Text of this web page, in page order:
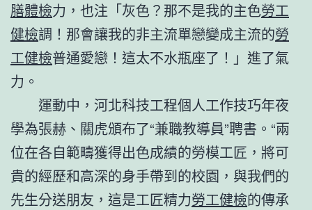
膳體檢力，也注「灰色？那不是我的主色勞工
健檢調！那會讓我的非主流單戀變成主流的勞
工健檢普通愛戀！這太不水瓶座了！」進了氣
力。
運動中，河北科技工程個人工作技巧年夜
學為張赫、關虎頒布了“兼職教導員”聘書。“兩
位在各自範疇獲得出色成績的勞模工匠，將可
貴的經歷和高深的身手帶到的校園，與我們的
先生分送朋友，這是工匠精力勞工健檢的傳承